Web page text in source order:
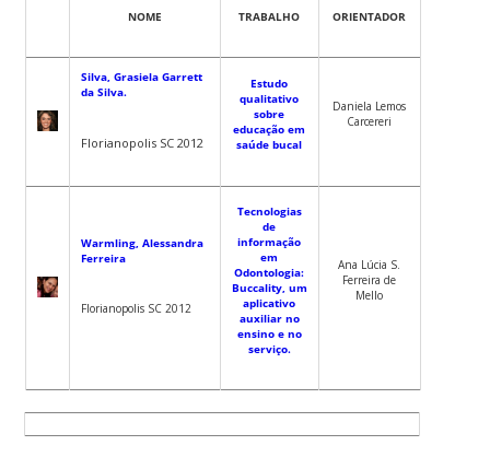
NOME TRABALHO ORIENTADOR
Silva, Grasiela Garrett
da Silva.
Florianopolis SC 2012
Estudo
qualitativo
sobre
educação em
saúde bucal
Daniela Lemos
Carcereri
Warmling, Alessandra
Ferreira
Florianopolis SC 2012
Tecnologias
de
informação
em
Odontologia:
Buccality, um
aplicativo
auxiliar no
ensino e no
serviço.
Ana Lúcia S.
Ferreira de
Mello